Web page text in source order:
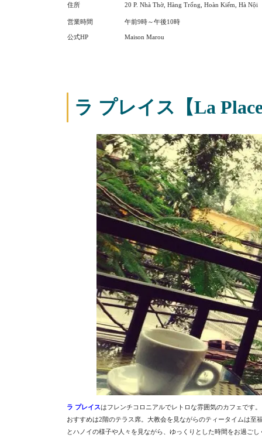
住所 20 P. Nhà Thờ, Hàng Trống, Hoàn Kiếm, Hà Nội
営業時間 午前9時～午後10時
公式HP Maison Marou
ラ プレイス【La
ラ プレイスはフレンチコロニアルでレトロな雰囲気のカフェです。
おすすめは2階のテラス席。大教会を見ながらのティータイムは
とハノイの様子や人々を見ながら、ゆっくりとした時間をお過ごし